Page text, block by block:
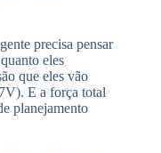
precisa pensar
eles
que eles vão
E a força total
planejamento